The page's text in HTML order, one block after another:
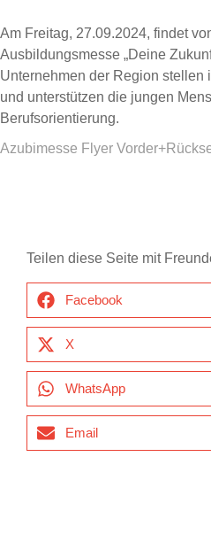
Am Freitag, 27.09.2024, findet
Ausbildungsmesse „Deine
Unternehmen der Region stellen
und unterstützen die jungen
Berufsorientierung.
Azubimesse Flyer
Teilen diese Seite mit
Facebook
X
WhatsApp
Email